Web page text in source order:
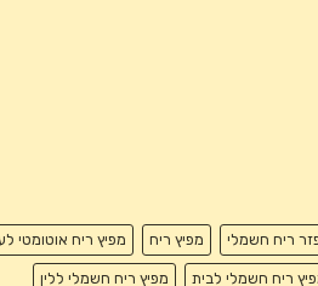
ריח חשמלי מפיץ ריח מפיץ ריח אוטומטי
ריח חשמלי לבית מפיץ ריח חשמלי ללין